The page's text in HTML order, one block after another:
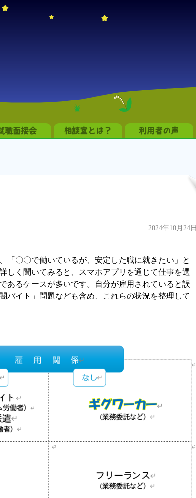
職面接会 相談室とは？ 利用者の声
2024年10月24日
「〇〇で働いているが、安定した職に就きたい」と
しく聞いてみると、スマホアプリを通じて仕事を選
あるケースが多いです。自分が雇用されていると誤
バイト」問題なども含め、これらの状況を整理して